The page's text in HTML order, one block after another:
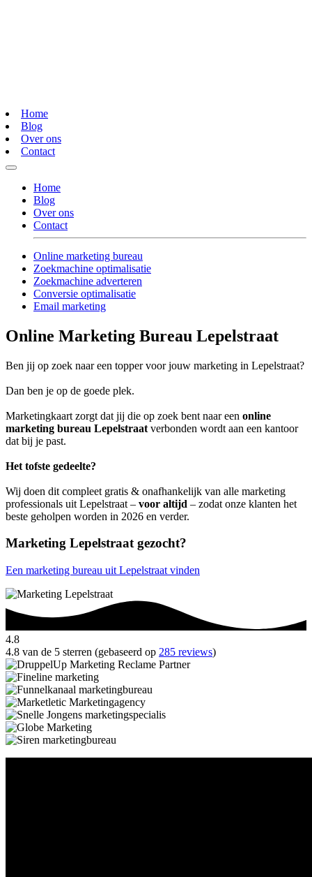
Home
Blog
Over ons
Contact
Home
Blog
Over ons
Contact
Online marketing bureau
Zoekmachine optimalisatie
Zoekmachine adverteren
Conversie optimalisatie
Email marketing
Online Marketing Bureau Lepelstraat
Ben jij op zoek naar een topper voor jouw marketing in Lepelstraat?
Dan ben je op de goede plek.
Marketingkaart zorgt dat jij die op zoek bent naar een online
marketing bureau Lepelstraat verbonden wordt aan een kantoor
dat bij je past.
Het tofste gedeelte?
Wij doen dit compleet gratis & onafhankelijk van alle marketing
professionals uit Lepelstraat – voor altijd – zodat onze klanten het
beste geholpen worden in 2026 en verder.
Marketing Lepelstraat gezocht?
Een marketing bureau uit Lepelstraat vinden
4.8
4.8 van de 5 sterren (gebaseerd op 285 reviews)